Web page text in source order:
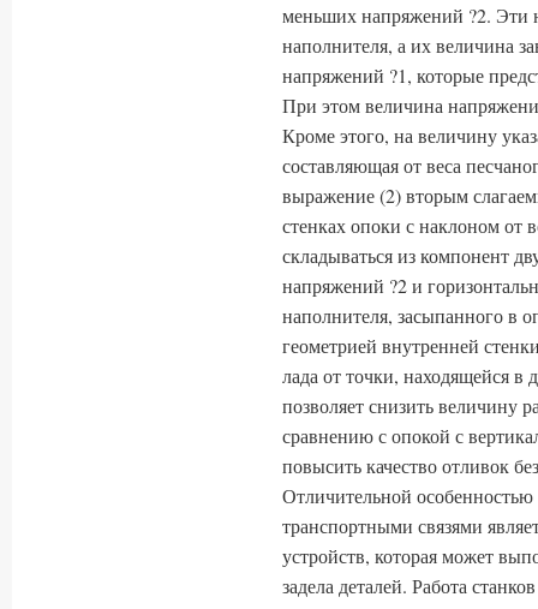
меньших напряжений ?2. Эти
наполнителя, а их величина
напряжений ?1, которые
При этом величина
Кроме этого, на величину
составляющая от веса
выражение (2) вторым
стенках опоки с наклоном от
складываться из компонент
напряжений ?2 и
наполнителя, засыпанного в
геометрией внутренней
лада от точки, находящейся в
позволяет снизить величину
сравнению с опокой с
повысить качество отливок
Отличительной
транспортными связями
устройств, которая может
задела деталей. Работа